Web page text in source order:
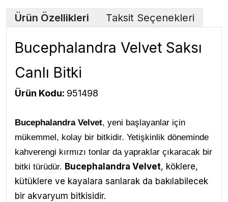
Ürün Özellikleri Taksit Seçenekleri
Bucephalandra Velvet Saksı
Canlı Bitki
Ürün Kodu: 951498
Bucephalandra Velvet, yeni başlayanlar için
mükemmel, kolay bir bitkidir. Yetişkinlik döneminde
kahverengi kırmızı tonlar da yapraklar çıkaracak bir
bitki türüdür. Bucephalandra Velvet, köklere,
kütüklere ve kayalara sarılarak da bakılabilecek
bir akvaryum bitkisidir.